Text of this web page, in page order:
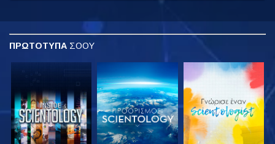
ΠΡΩΤΟΤΥΠΑ ΣΟΟΥ